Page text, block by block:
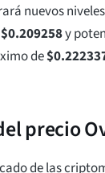
nuevos
$0.209258y
de$
precio
de las